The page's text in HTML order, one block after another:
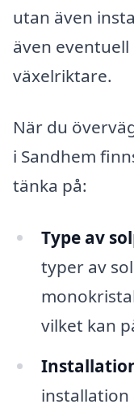
utan även
även
växelriktare.
När du
i Sandhem
tänka på:
Type av
typer av
vilket kan